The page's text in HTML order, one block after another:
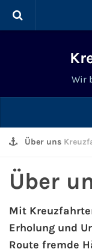
Kreuzfahrt
Kreuzfahrten
Last Minute
Wir
News &
Tipps &
Schiffe &
Über uns
Über
Mit
Erholung und
Route fremde